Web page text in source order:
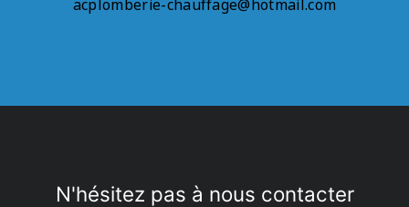
acplomberie-chauffage@hotmail.com
N'hésitez pas à nous contacter